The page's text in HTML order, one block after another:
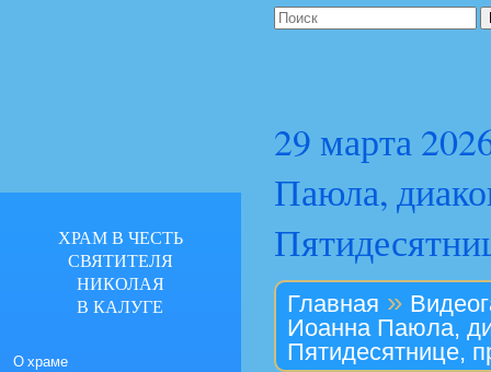
29 марта
Паюла,
Главная »
Иоанна Паюла,
Пятидесятнице,
ХРАМ В ЧЕСТЬ
СВЯТИТЕЛЯ
НИКОЛАЯ
В КАЛУГЕ
О храме